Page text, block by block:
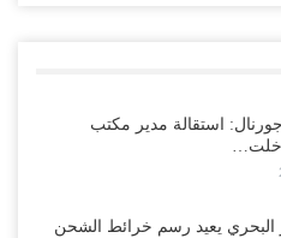
استقالة مدير مكتب
البحري يعيد رسم خرائط الشحن